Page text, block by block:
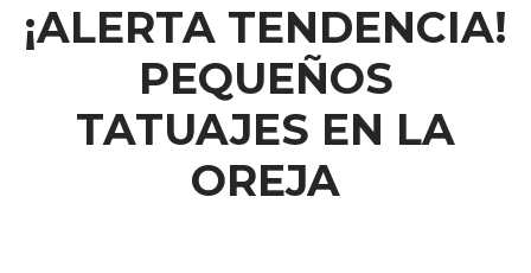
¡ALERTA TENDENCIA!
PEQUEÑOS
TATUAJES EN LA
OREJA